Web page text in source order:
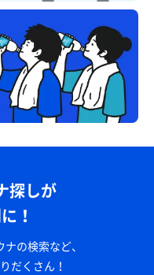
探しが
！
の検索など、
だくさん！